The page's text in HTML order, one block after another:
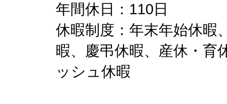
年間休⽇：110⽇
休暇制度：年末年始休暇
暇、慶弔休暇、産休・育
ッシュ休暇